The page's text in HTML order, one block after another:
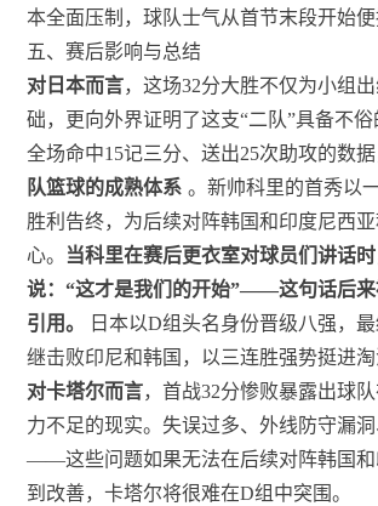
本全面压制，球队士气从首节末段开始便
五、赛后影响与总结
对日本而言，这场32分大胜不仅为小组
础，更向外界证明了这支“二队”具备不
全场命中15记三分、送出25次助攻的数
队篮球的成熟体系 。新帅科里的首秀以
胜利告终，为后续对阵韩国和印度尼西
心。 当科里在赛后更衣室对球员们讲话
说：“这才是我们的开始”——这句话后来
引用。
日本以D组头名身份晋级八强，
继击败印尼和韩国，以三连胜强势挺进
对卡塔尔而言，首战32分惨败暴露出球
力不足的现实。失误过多、外线防守漏
——这些问题如果无法在后续对阵韩国和
到改善，卡塔尔将很难在D组中突围。